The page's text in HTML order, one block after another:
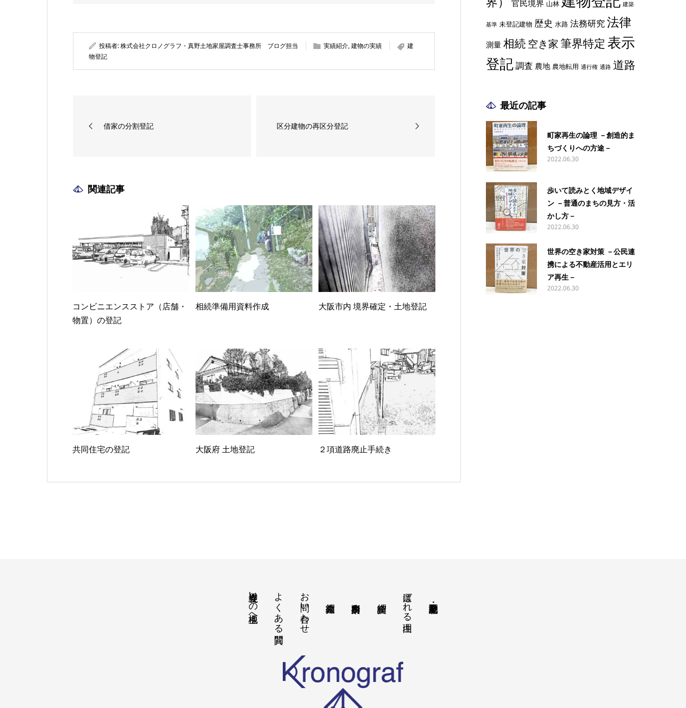
投稿者:株式会社クロノグラフ・真野土地家屋調査士事務所 ブログ担当 実績紹介,建物の実績
建
物登記
借家の分割登記 区分建物の再区分登記
関連記事
コンビニエンスストア（店舗・
物置）の登記
相続準備用資料作成 大阪市内 境界確定・土地登記
共同住宅の登記 大阪府 土地登記 ２項道路廃止手続き
官民境界 山林 建築
基準 未登記建物 歴史 水路 法務研究 法律
測量 相続 空き家筆界特定 表示
登記調査 農地 農地転用 通行権 通路 道路
最近の記事
町家再生の論理 －創造的ま
ちづくりへの方途－
2022.06.30
歩いて読みとく地域デザイ
ン －普通のまちの見方・活
かし方－
2022.06.30
世界の空き家対策 －公民連
携による不動産活用とエリ
ア再生－
2022.06.30
選ばれる理由
お問い合わせ
よくある質問
境界立会いの地主様へ